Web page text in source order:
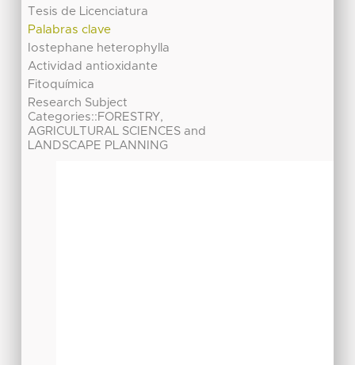
Tesis de Licenciatura
Palabras clave
Iostephane heterophylla
Actividad antioxidante
Fitoquímica
Research Subject
Categories::FORESTRY,
AGRICULTURAL SCIENCES and
LANDSCAPE PLANNING